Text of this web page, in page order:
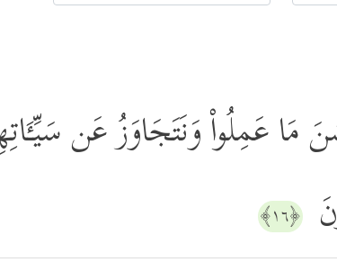
مَا عَمِلُواْ وَنَتَجَاوَزُ عَن
﴿١٦﴾